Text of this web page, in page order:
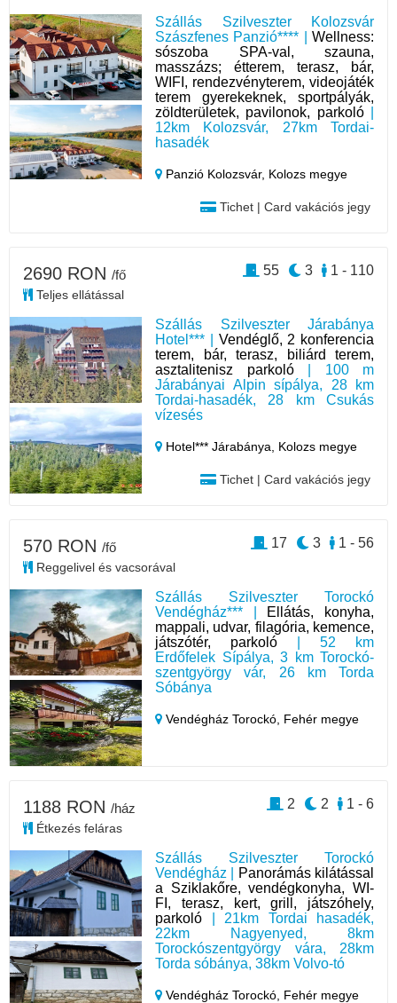
Szállás Szilveszter Kolozsvár
Szászfenes Panzió**** | Wellness:
sószoba SPA-val, szauna,
masszázs; étterem, terasz, bár,
WIFI, rendezvényterem, videojáték
terem gyerekeknek, sportpályák,
zöldterületek, pavilonok, parkoló|
12km Kolozsvár, 27km Tordai-
hasadék
Panzió Kolozsvár, Kolozs megye
Tichet | Card vakációs jegy
Szállás Szilveszter Járabánya
Hotel*** | Vendéglő, 2 konferencia
terem, bár, terasz, biliárd terem,
asztalitenisz parkoló| 100 m
Járabányai Alpin sípálya, 28 km
Tordai-hasadék, 28 km Csukás
vízesés
Hotel*** Járabánya, Kolozs megye
Tichet | Card vakációs jegy
2690 RON /fő
Teljes ellátással
1 - 110
3
55
Szállás Szilveszter Torockó
Vendégház*** | Ellátás, konyha,
mappali, udvar, filagória, kemence,
játszótér, parkoló | 52 km
Erdőfelek Sípálya, 3 km Torockó-
szentgyörgy vár, 26 km Torda
Sóbánya
Vendégház Torockó, Fehér megye
570 RON /fő
Reggelivel és vacsorával
1 - 56
3
17
Szállás Szilveszter Torockó
Vendégház |
Panorámás kilátással
a Sziklakőre, vendégkonyha, WI-
FI, terasz, kert, grill, játszóhely,
parkoló | 21km Tordai hasadék,
22km Nagyenyed, 8km
Torockószentgyörgy vára, 28km
Torda sóbánya, 38km Volvo-tó
Vendégház Torockó, Fehér megye
1188 RON /ház
Étkezés feláras
1 - 6
2
2